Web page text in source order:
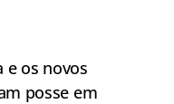
e os novos
posse em